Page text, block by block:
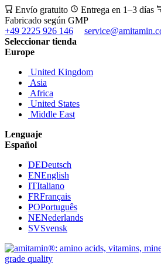
Envío gratuito Entrega en 1–3 días
Fabricado según GMP
+49 2225 926 146
Seleccionar tienda
Europe
United Kingdom
Asia
Africa
United States
Middle East
Lenguaje
Español
DEDeutsch
ENEnglish
ITItaliano
FRFrançais
POPortuguês
NENederlands
SVSvensk